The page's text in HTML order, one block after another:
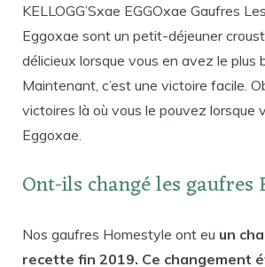
KELLOGG’Sxae EGGOxae Gaufres
Eggoxae sont un petit-déjeuner
délicieux lorsque vous en avez le plus
Maintenant, c’est une victoire facile.
victoires là où vous le pouvez lorsque
Eggoxae.
Ont-ils changé les gaufres
Nos gaufres Homestyle ont eu un
recette fin 2019. Ce changement